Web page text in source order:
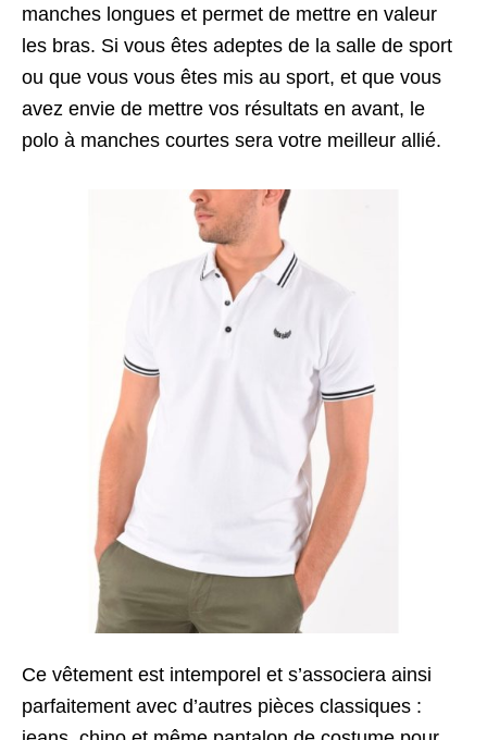
manches longues et permet de mettre en valeur
les bras. Si vous êtes adeptes de la salle de sport
ou que vous vous êtes mis au sport, et que vous
avez envie de mettre vos résultats en avant, le
polo à manches courtes sera votre meilleur allié.
Ce vêtement est intemporel et s’associera ainsi
parfaitement avec d’autres pièces classiques :